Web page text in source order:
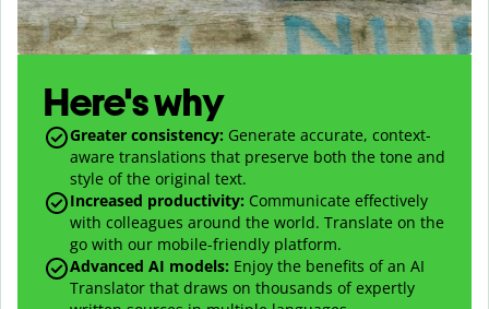
Here's why
Greater consistency: Generate accurate, context-
aware translations that preserve both the tone and
style of the original text.
Increased productivity: Communicate effectively
with colleagues around the world. Translate on the
go with our mobile-friendly platform.
Advanced AI models: Enjoy the benefits of an AI
Translator that draws on thousands of expertly